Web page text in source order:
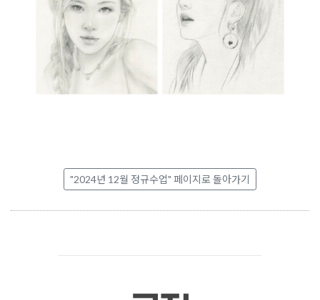
"2024년 12월 정규수업" 페이지로 돌아가기